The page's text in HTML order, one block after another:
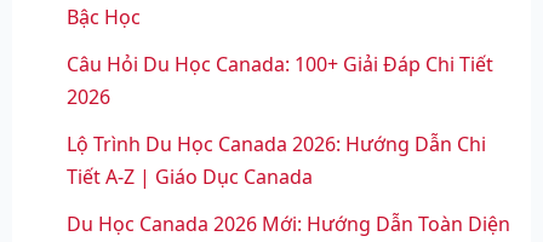
Bậc Học
Câu Hỏi Du Học Canada: 100+ Giải Đáp Chi Tiết
2026
Lộ Trình Du Học Canada 2026: Hướng Dẫn Chi
Tiết A-Z | Giáo Dục Canada
Du Học Canada 2026 Mới: Hướng Dẫn Toàn Diện